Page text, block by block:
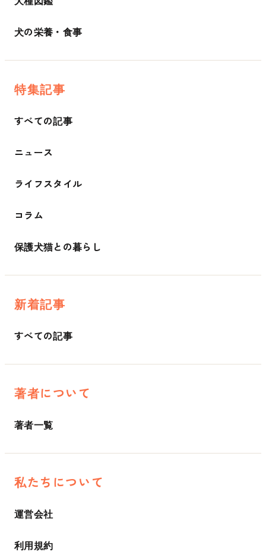
犬の栄養・食事
特集記事
すべての記事
ニュース
ライフスタイル
コラム
保護犬猫との暮らし
新着記事
すべての記事
著者について
著者一覧
私たちについて
運営会社
利用規約